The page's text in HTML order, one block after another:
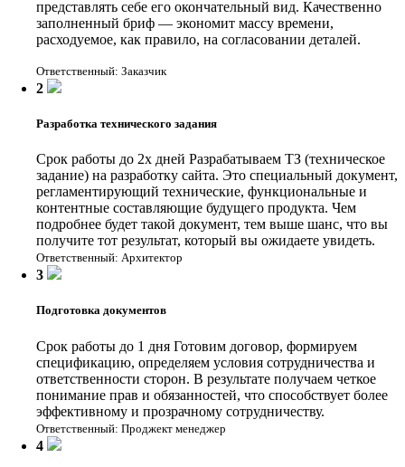
представлять себе его окончательный вид. Качественно
заполненный бриф — экономит массу времени,
расходуемое, как правило, на согласовании деталей.
Ответственный: Заказчик
2
Разработка технического задания
Срок работы до 2х дней Разрабатываем ТЗ (техническое
задание) на разработку сайта. Это специальный документ,
регламентирующий технические, функциональные и
контентные составляющие будущего продукта. Чем
подробнее будет такой документ, тем выше шанс, что вы
получите тот результат, который вы ожидаете увидеть.
Ответственный: Архитектор
3
Подготовка документов
Срок работы до 1 дня Готовим договор, формируем
спецификацию, определяем условия сотрудничества и
ответственности сторон. В результате получаем четкое
понимание прав и обязанностей, что способствует более
эффективному и прозрачному сотрудничеству.
Ответственный: Проджект менеджер
4